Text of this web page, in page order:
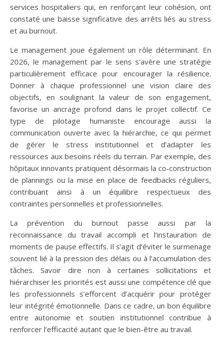
services hospitaliers qui, en renforçant leur cohésion, ont
constaté une baisse significative des arrêts liés au stress
et au burnout.
Le management joue également un rôle déterminant. En
2026, le management par le sens s’avère une stratégie
particulièrement efficace pour encourager la résilience.
Donner à chaque professionnel une vision claire des
objectifs, en soulignant la valeur de son engagement,
favorise un ancrage profond dans le projet collectif. Ce
type de pilotage humaniste encourage aussi la
communication ouverte avec la hiérarchie, ce qui permet
de gérer le stress institutionnel et d’adapter les
ressources aux besoins réels du terrain. Par exemple, des
hôpitaux innovants pratiquent désormais la co-construction
de plannings ou la mise en place de feedbacks réguliers,
contribuant ainsi à un équilibre respectueux des
contraintes personnelles et professionnelles.
La prévention du burnout passe aussi par la
reconnaissance du travail accompli et l’instauration de
moments de pause effectifs. Il s’agit d’éviter le surmenage
souvent lié à la pression des délais ou à l’accumulation des
tâches. Savoir dire non à certaines sollicitations et
hiérarchiser les priorités est aussi une compétence clé que
les professionnels s’efforcent d’acquérir pour protéger
leur intégrité émotionnelle. Dans ce cadre, un bon équilibre
entre autonomie et soutien institutionnel contribue à
renforcer l’efficacité autant que le bien-être au travail.